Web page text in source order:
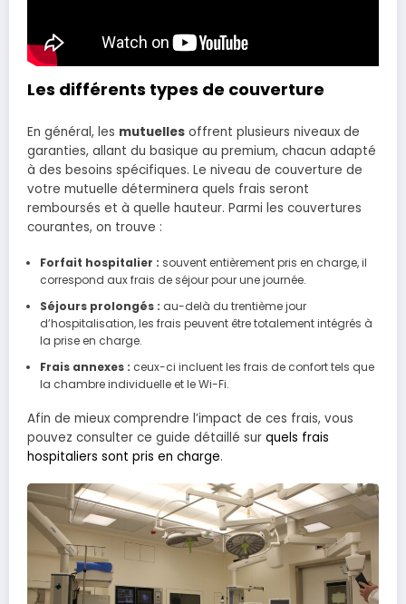
Les différents types de couverture
En général, les mutuelles offrent plusieurs niveaux de
garanties, allant du basique au premium, chacun adapté
à des besoins spécifiques. Le niveau de couverture de
votre mutuelle déterminera quels frais seront
remboursés et à quelle hauteur. Parmi les couvertures
courantes, on trouve :
Forfait hospitalier : souvent entièrement pris en charge, il
correspond aux frais de séjour pour une journée.
Séjours prolongés : au-delà du trentième jour
d’hospitalisation, les frais peuvent être totalement intégrés à
la prise en charge.
Frais annexes : ceux-ci incluent les frais de confort tels que
la chambre individuelle et le Wi-Fi.
Afin de mieux comprendre l’impact de ces frais, vous
pouvez consulter ce guide détaillé sur quels frais
hospitaliers sont pris en charge.